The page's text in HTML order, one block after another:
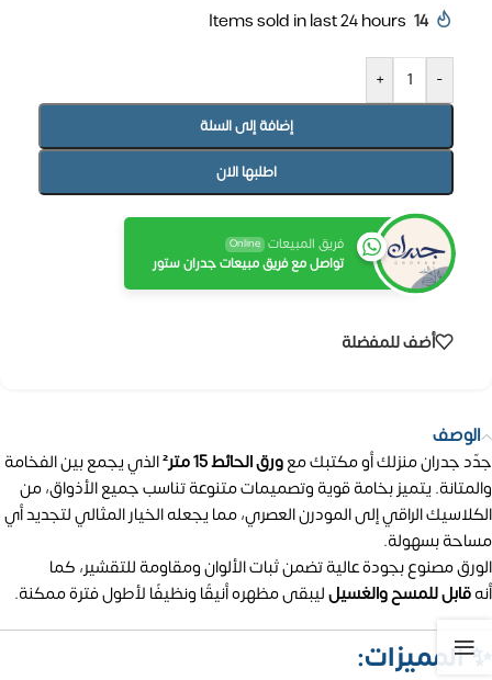
14
Items sold in last 24 hours
-
+
إضافة إلى السلة
اطلبها الان
فريق المبيعات Online
تواصل مع فريق مبيعات جدران ستور
أضف للمفضلة
الوصف
جدّد جدران منزلك أو مكتبك معورق الحائط 15 متر²
الذي يجمع بين الفخامة
والمتانة. يتميز بخامة قوية وتصميمات متنوعة تناسب جميع الأذواق، من
الكلاسيك الراقي إلى المودرن العصري، مما يجعله الخيار المثالي لتجديد أي
مساحة بسهولة.
الورق مصنوع بجودة عالية تضمن ثبات الألوان ومقاومة للتقشير، كما
أنهقابل للمسح والغسيلليبقى مظهره أنيقًا ونظيفًا لأطول فترة ممكنة.
✨المميزات: